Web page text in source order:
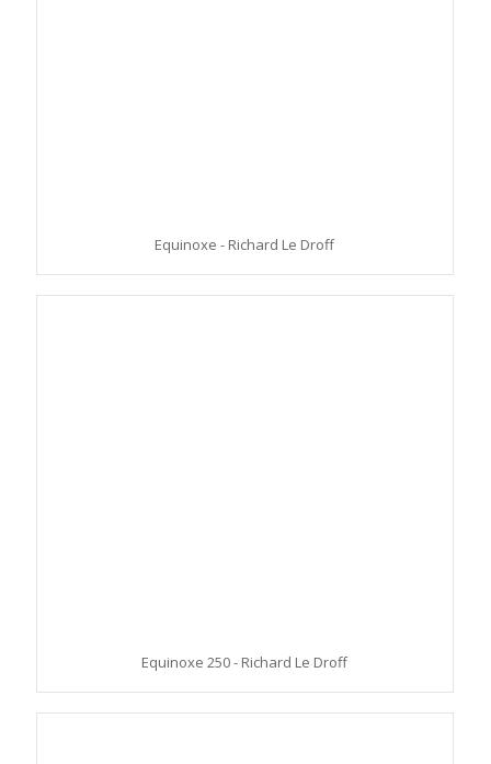
Equinoxe - Richard Le Droff
Equinoxe 250 - Richard Le Droff